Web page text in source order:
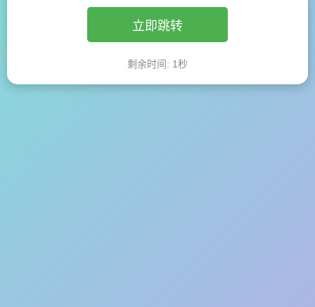
立即跳转
剩余时间: 1秒